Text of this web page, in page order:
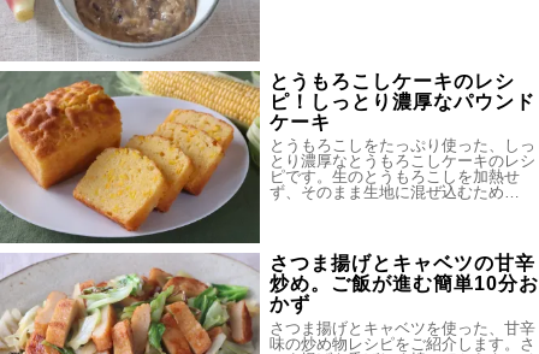
とうもろこしケーキのレシ
ピ！しっとり濃厚なパウンド
ケーキ
とうもろこしをたっぷり使った、しっ
とり濃厚なとうもろこしケーキのレシ
ピです。生のとうもろこしを加熱せ
ず、そのまま生地に混ぜ込むため…
さつま揚げとキャベツの甘辛
炒め。ご飯が進む簡単10分お
かず
さつま揚げとキャベツを使った、甘辛
味の炒め物レシピをご紹介します。さ